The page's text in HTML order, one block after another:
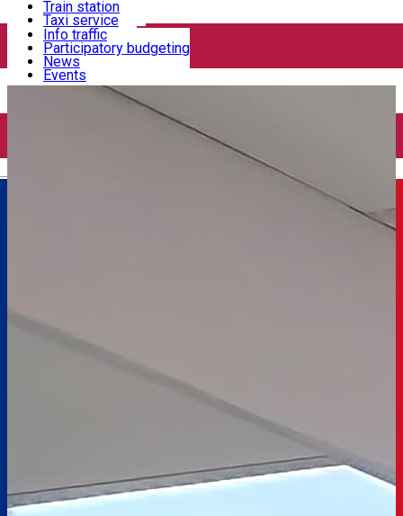
We keep you informed!
Sport clubs
Playgrounds
Train station
Taxi service
Rent a car
Car wash
Parking places
Info traffic
Participatory budgeting
News
Events
Home Târgoviște City Hall News
încasare a taxelor și impozitelor locale, în Târgoviște